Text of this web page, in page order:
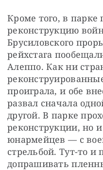
Кроме того, в парке
реконструкцию
Брусиловского
рейхстага
Алеппо. Как ни
проиграла, и обе
развал сначала
другой. В парке
реконструкции, но
юнармейцев — ​с
стрельбой. Тут-то и
допрашивать